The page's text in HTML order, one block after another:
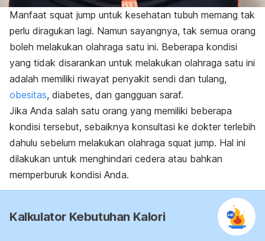
Manfaat squat jump untuk kesehatan tubuh memang tak
perlu diragukan lagi. Namun sayangnya, tak semua orang
boleh melakukan olahraga satu ini. Beberapa kondisi
yang tidak disarankan untuk melakukan olahraga satu ini
adalah memiliki riwayat penyakit sendi dan tulang,
obesitas, diabetes, dan gangguan saraf.
Jika Anda salah satu orang yang memiliki beberapa
kondisi tersebut, sebaiknya konsultasi ke dokter terlebih
dahulu sebelum melakukan olahraga squat jump. Hal ini
dilakukan untuk menghindari cedera atau bahkan
memperburuk kondisi Anda.
Kalkulator Kebutuhan Kalori